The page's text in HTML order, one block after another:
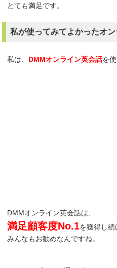
とても満足です。
私が使ってみてよかったオ
私は、 DMMオンライン英会話を
DMMオンライン英会話は、
満足顧客度No.1を獲得し続
みんなもお勧めなんですね。